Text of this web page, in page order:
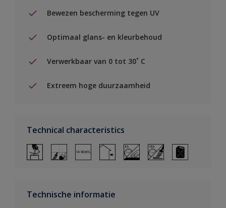
Bewezen bescherming tegen UV
Optimaal glans- en kleurbehoud
Verwerkbaar van 0 tot 30˚ C
Extreem hoge duurzaamheid
Technical characteristics
Technische informatie